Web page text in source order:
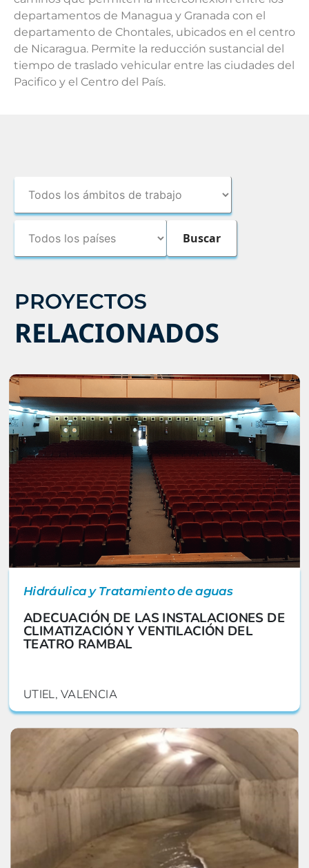
departamentos de Managua y Granada con el
departamento de Chontales, ubicados en el centro
de Nicaragua. Permite la reducción sustancial del
tiempo de traslado vehicular entre las ciudades del
Pacifico y el Centro del País.
PROYECTOS
RELACIONADOS
Hidráulica y Tratamiento de aguas
ADECUACIÓN DE LAS INSTALACIONES DE
CLIMATIZACIÓN Y VENTILACIÓN DEL
TEATRO RAMBAL
UTIEL, VALENCIA